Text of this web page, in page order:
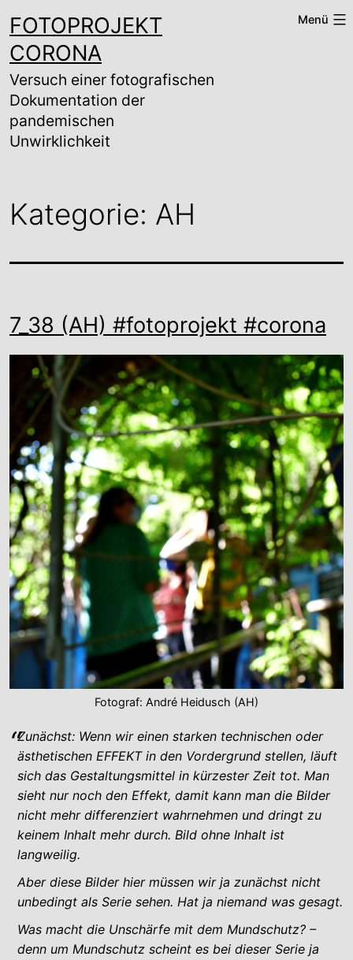
Inhalt
springen
FOTOPROJEKT
CORONA
Versuch einer fotografischen
Dokumentation der
pandemischen
Unwirklichkeit
Menü
Kategorie: AH
7_38 (AH) #fotoprojekt #corona
Fotograf: André Heidusch (AH)
Zunächst: Wenn wir einen starken technischen oder
ästhetischen EFFEKT in den Vordergrund stellen, läuft
sich das Gestaltungsmittel in kürzester Zeit tot. Man
sieht nur noch den Effekt, damit kann man die Bilder
nicht mehr differenziert wahrnehmen und dringt zu
keinem Inhalt mehr durch. Bild ohne Inhalt ist
langweilig.
Aber diese Bilder hier müssen wir ja zunächst nicht
unbedingt als Serie sehen. Hat ja niemand was gesagt.
Was macht die Unschärfe mit dem Mundschutz? –
denn um Mundschutz scheint es bei dieser Serie ja